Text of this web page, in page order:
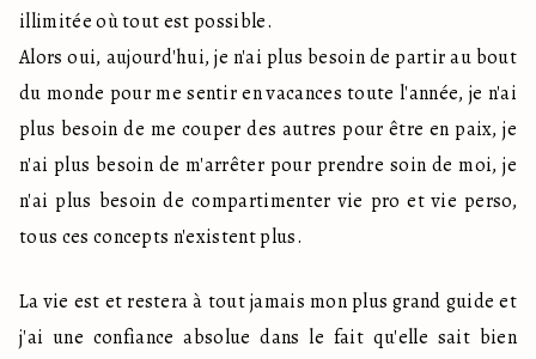
illimitée où tout est possible.
Alors oui, aujourd'hui, je n'ai plus besoin de partir au bout
du monde pour me sentir en vacances toute l'année, je n'ai
plus besoin de me couper des autres pour être en paix, je
n'ai plus besoin de m'arrêter pour prendre soin de moi, je
n'ai plus besoin de compartimenter vie pro et vie perso,
tous ces concepts n'existent plus.
La vie est et restera à tout jamais mon plus grand guide et
j'ai une confiance absolue dans le fait qu'elle sait bien